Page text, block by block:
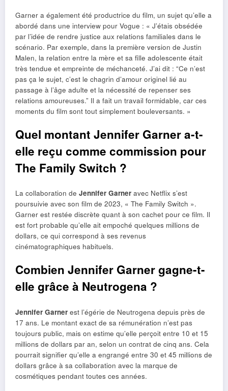
Garner a également été productrice du film, un sujet qu’elle a
abordé dans une interview pour Vogue : « J’étais obsédée
par l’idée de rendre justice aux relations familiales dans le
scénario. Par exemple, dans la première version de Justin
Malen, la relation entre la mère et sa fille adolescente était
très tendue et empreinte de méchanceté. J’ai dit : “Ce n’est
pas ça le sujet, c’est le chagrin d’amour originel lié au
passage à l’âge adulte et la nécessité de repenser ses
relations amoureuses.” Il a fait un travail formidable, car ces
moments du film sont tout simplement bouleversants. »
Quel montant Jennifer Garner a-t-
elle reçu comme commission pour
The Family Switch ?
La collaboration de Jennifer Garner avec Netflix s’est
poursuivie avec son film de 2023, « The Family Switch ».
Garner est restée discrète quant à son cachet pour ce film. Il
est fort probable qu’elle ait empoché quelques millions de
dollars, ce qui correspond à ses revenus
cinématographiques habituels.
Combien Jennifer Garner gagne-t-
elle grâce à Neutrogena ?
Jennifer Garner est l’égérie de Neutrogena depuis près de
17 ans. Le montant exact de sa rémunération n’est pas
toujours public, mais on estime qu’elle perçoit entre 10 et 15
millions de dollars par an, selon un contrat de cinq ans. Cela
pourrait signifier qu’elle a engrangé entre 30 et 45 millions de
dollars grâce à sa collaboration avec la marque de
cosmétiques pendant toutes ces années.